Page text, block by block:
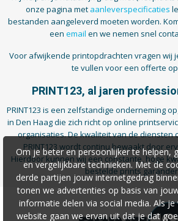
onze pagina met aanleverspecificaties
bestanden aangeleverd moeten worden.
een email en we nemen snel
Voor afwijkende printopdrachten vragen wij
te vullen voor een offerte
PRINT123, al jaren
PRINT123 is een zelfstandige onderneming
in Den Haag die zich richt op online
organisaties. De kwaliteit van de diensten
PRINT123 wordt continu bewaakt door
Hierdoor kunnen wij een constante, hoge
bestelde prints
Om je beter en persoonlijker te helpen,
en vergelijkbare technieken. Met de
derde partijen jouw internetgedrag
tonen we advertenties op basis van
informatie delen via social media. Als
website gaan we ervan uit dat je dat